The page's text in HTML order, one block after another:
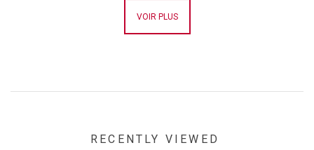
VOIR PLUS
RECENTLY VIEWED